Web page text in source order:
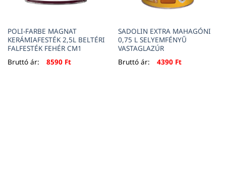
POLI-FARBE MAGNAT
KERÁMIAFESTÉK 2,5L BELTÉRI
FALFESTÉK FEHÉR CM1
Bruttó ár:
8590 Ft
SADOLIN EXTRA MAHAGÓNI
0,75 L SELYEMFÉNYŰ
VASTAGLAZÚR
Bruttó ár:
4390 Ft